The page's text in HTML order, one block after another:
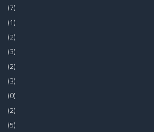
(7)
(1)
(2)
(3)
(2)
(3)
(0)
(2)
(5)